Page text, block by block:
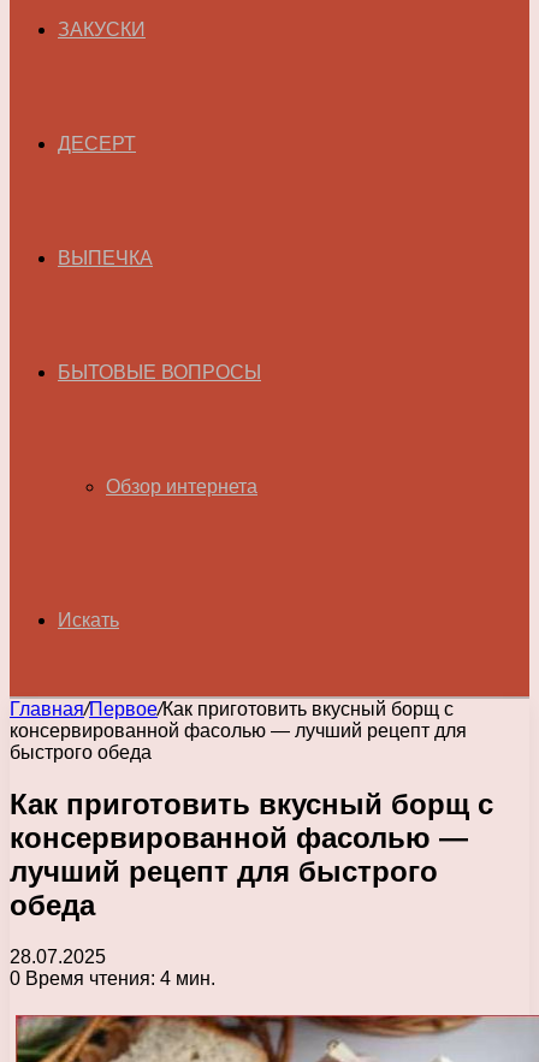
ЗАКУСКИ
ДЕСЕРТ
ВЫПЕЧКА
БЫТОВЫЕ ВОПРОСЫ
Обзор интернета
Искать
Главная/Первое/Как приготовить вкусный борщ с
консервированной фасолью — лучший рецепт для
быстрого обеда
Как приготовить вкусный борщ с
консервированной фасолью —
лучший рецепт для быстрого
обеда
28.07.2025
0 Время чтения: 4 мин.